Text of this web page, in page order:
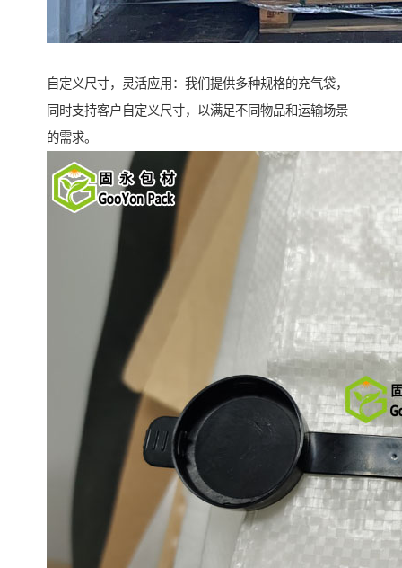
自定义尺寸，灵活应用：我们提供多种规格的充气袋，
同时支持客户自定义尺寸，以满足不同物品和运输场景
的需求。